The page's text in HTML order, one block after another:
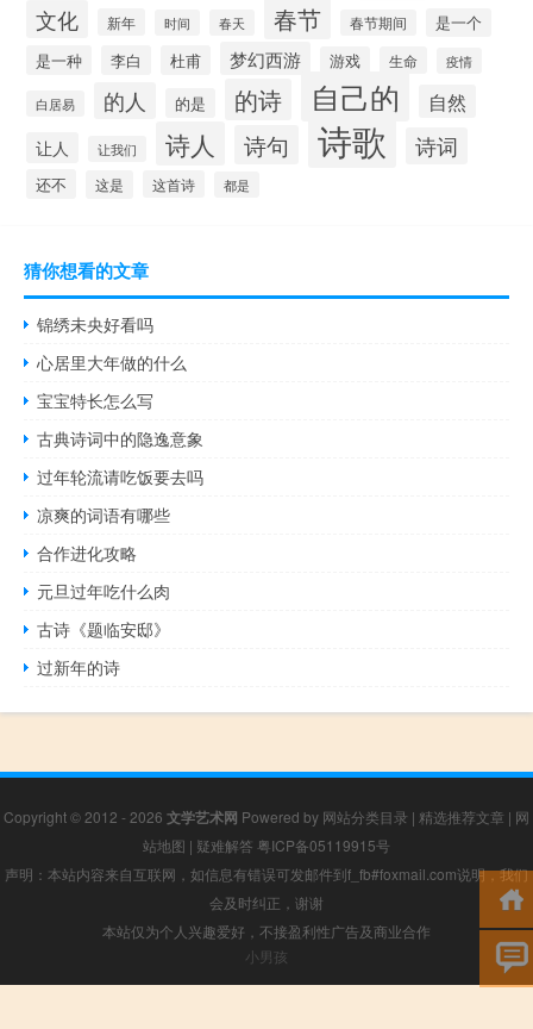
文化 新年 时间 春天 春节 春节期间 是一个
是一种 李白 杜甫 梦幻西游 游戏 生命 疫情
白居易 的人 的是 的诗 自己的 自然
让人 让我们 诗人 诗句 诗歌 诗词
还不 这是 这首诗 都是
猜你想看的文章
锦绣未央好看吗
心居里大年做的什么
宝宝特长怎么写
古典诗词中的隐逸意象
过年轮流请吃饭要去吗
凉爽的词语有哪些
合作进化攻略
元旦过年吃什么肉
古诗《题临安邸》
过新年的诗
Copyright © 2012 - 2026 文学艺术网 Powered by 网站分类目录 | 精选推荐文章 | 网
站地图 | 疑难解答 粤ICP备05119915号
声明：本站内容来自互联网，如信息有错误可发邮件到f_fb#foxmail.com说明，我们
会及时纠正，谢谢
本站仅为个人兴趣爱好，不接盈利性广告及商业合作
小男孩